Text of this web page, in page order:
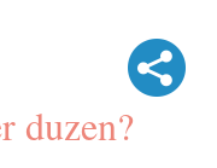
duzen?